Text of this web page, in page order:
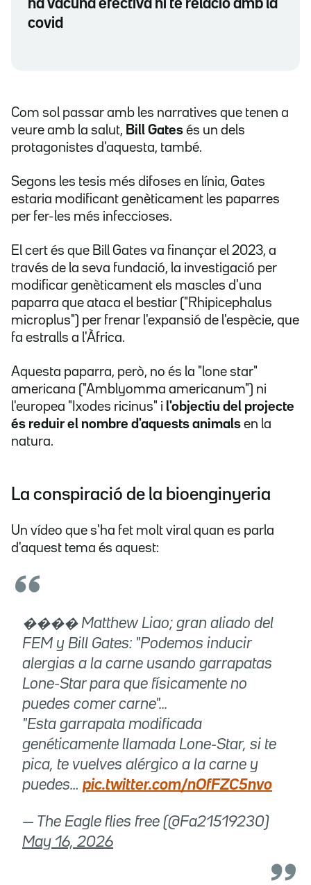
ha vacuna efectiva ni té relació amb la
covid
Com sol passar amb les narratives que tenen a
veure amb la salut, Bill Gates és un dels
protagonistes d'aquesta, també.
Segons les tesis més difoses en línia, Gates
estaria modificant genèticament les paparres
per fer-les més infeccioses.
El cert és que Bill Gates va finançar el 2023, a
través de la seva fundació, la investigació per
modificar genèticament els mascles d'una
paparra que ataca el bestiar ("Rhipicephalus
microplus") per frenar l'expansió de l'espècie, que
fa estralls a l'Àfrica.
Aquesta paparra, però, no és la "lone star"
americana ("Amblyomma americanum") ni
l'europea "Ixodes ricinus" i l'objectiu del projecte
és reduir el nombre d'aquests animals en la
natura.
La conspiració de la bioenginyeria
Un vídeo que s'ha fet molt viral quan es parla
d'aquest tema és aquest:
���� Matthew Liao; gran aliado del
FEM y Bill Gates: "Podemos inducir
alergias a la carne usando garrapatas
Lone-Star para que físicamente no
puedes comer carne"...
"Esta garrapata modificada
genéticamente llamada Lone-Star, si te
pica, te vuelves alérgico a la carne y
puedes… pic.twitter.com/nOfFZC5nvo
— The Eagle flies free (@Fa21519230)
May 16, 2026